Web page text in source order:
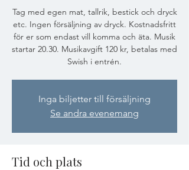
Tag med egen mat, tallrik, bestick och dryck
etc. Ingen försäljning av dryck. Kostnadsfritt
för er som endast vill komma och äta. Musik
startar 20.30. Musikavgift 120 kr, betalas med
Swish i entrén.
Inga biljetter till försäljning
Se andra evenemang
Tid och plats